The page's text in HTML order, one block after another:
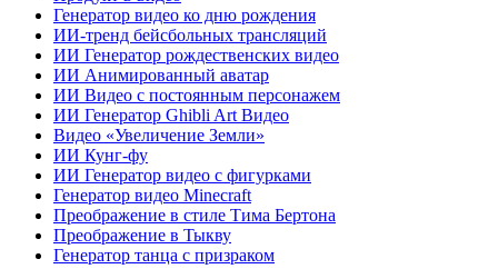
Генератор видео ко дню рождения
ИИ-тренд бейсбольных трансляций
ИИ Генератор рождественских видео
ИИ Анимированный аватар
ИИ Видео с постоянным персонажем
ИИ Генератор Ghibli Art Видео
Видео «Увеличение Земли»
ИИ Кунг-фу
ИИ Генератор видео с фигурками
Генератор видео Minecraft
Преображение в стиле Тима Бертона
Преображение в Тыкву
Генератор танца с призраком